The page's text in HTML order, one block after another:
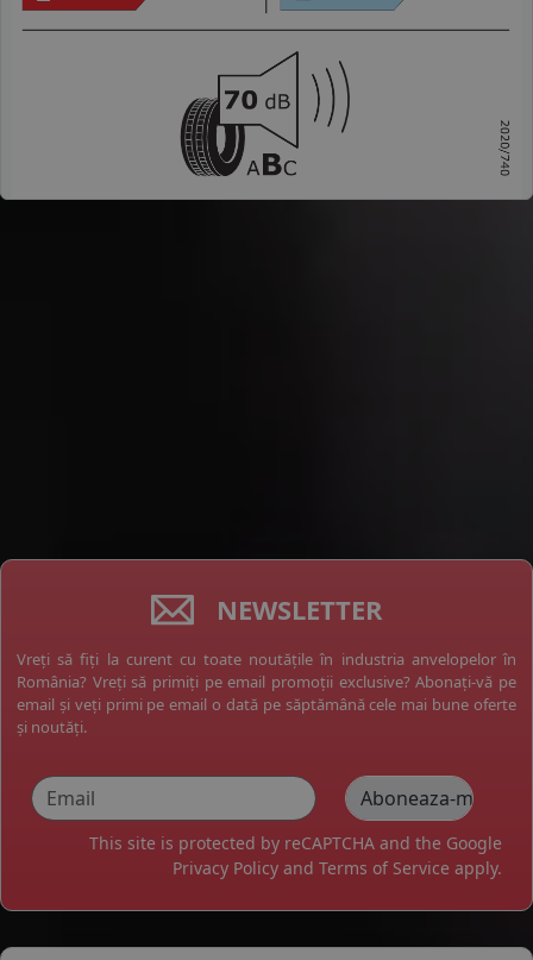
NEWSLETTER
Vreți să fiți la curent cu toate noutățile în industria anvelopelor în
România? Vreți să primiți pe email promoții exclusive? Abonați-vă pe
email și veți primi pe email o dată pe săptămână cele mai bune oferte
și noutăți.
This site is protected by reCAPTCHA and the Google
Privacy Policy and Terms of Service apply.